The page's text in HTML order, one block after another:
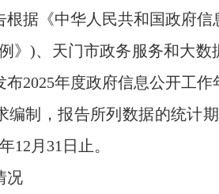
根据《中华人民共和国政府信
》)、天门市政务服务和大数
布2025年度政府信息公开工作
编制，报告所列数据的统计
12月31日止。
况